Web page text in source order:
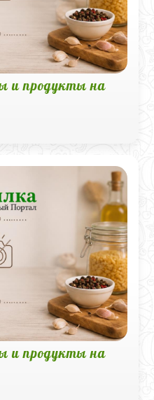
и продукты на
и продукты на